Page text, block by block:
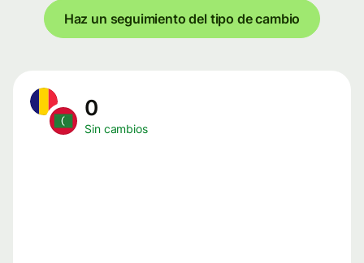
Haz un seguimiento del tipo de cambio
0
Sin cambios